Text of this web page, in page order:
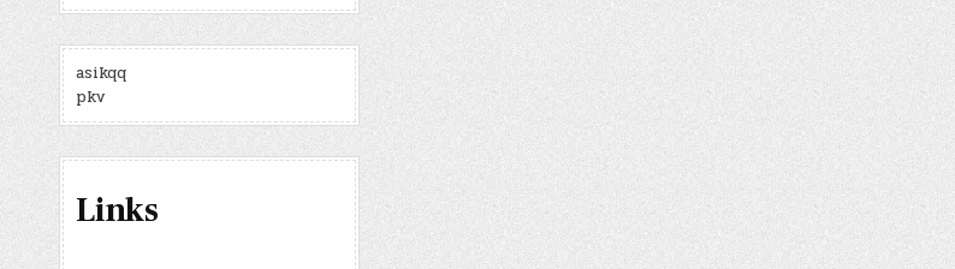
asikqq
pkv
Links